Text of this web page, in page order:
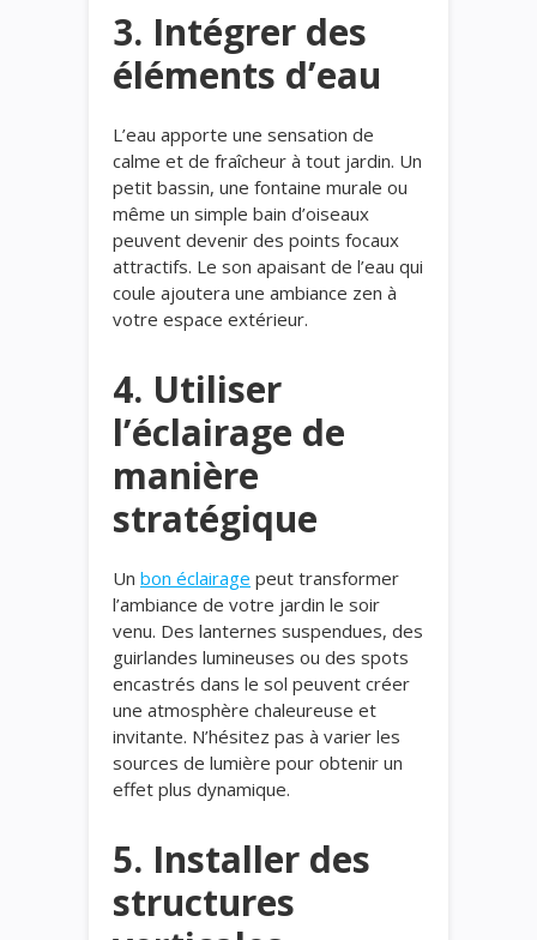
3. Intégrer des
éléments d’eau
L’eau apporte une sensation de
calme et de fraîcheur à tout jardin. Un
petit bassin, une fontaine murale ou
même un simple bain d’oiseaux
peuvent devenir des points focaux
attractifs. Le son apaisant de l’eau qui
coule ajoutera une ambiance zen à
votre espace extérieur.
4. Utiliser
l’éclairage de
manière
stratégique
Un bon éclairage peut transformer
l’ambiance de votre jardin le soir
venu. Des lanternes suspendues, des
guirlandes lumineuses ou des spots
encastrés dans le sol peuvent créer
une atmosphère chaleureuse et
invitante. N’hésitez pas à varier les
sources de lumière pour obtenir un
effet plus dynamique.
5. Installer des
structures